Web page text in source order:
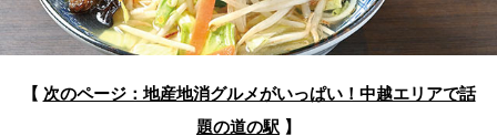
【 次のページ：地産地消グルメがいっぱい！中越エリアで話
題の道の駅 】